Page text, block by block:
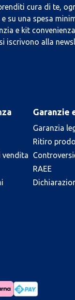
cura di te,
su una spesa
e kit
iscrivono alla
vendita
Garanzie
Garanzia
Ritiro
RAEE